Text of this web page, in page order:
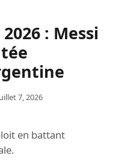
: Messi
7, 2026
en battant